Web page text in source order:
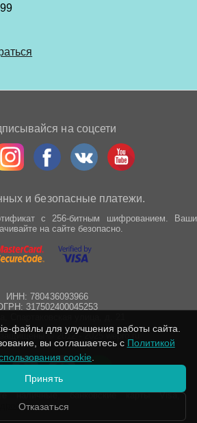
на соцсети
и безопасные платежи.
с 256-битным шифрованием. Ваши
на сайте безопасно.
ИНН: 780436093966
317502400045253
защищены © 2012 - 2025 wepro.ru
наличные, банковские карты Visa,
файлы для улучшения работы сайта.
вы соглашаетесь с Политикой
cookie
Принять
Отказаться